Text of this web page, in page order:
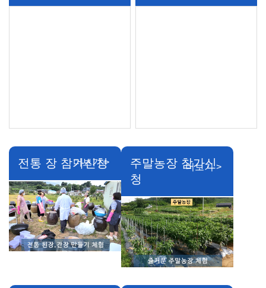
전통 장 참가신청
더보기 >
주말농장 참가신
청
더보기 >